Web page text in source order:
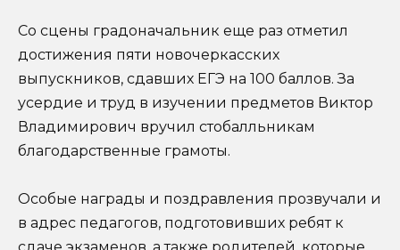
Со сцены градоначальник еще раз отметил
достижения пяти новочеркасских
выпускников, сдавших ЕГЭ на 100 баллов. За
усердие и труд в изучении предметов Виктор
Владимирович вручил стобалльникам
благодарственные грамоты.
Особые награды и поздравления прозвучали и
в адрес педагогов, подготовивших ребят к